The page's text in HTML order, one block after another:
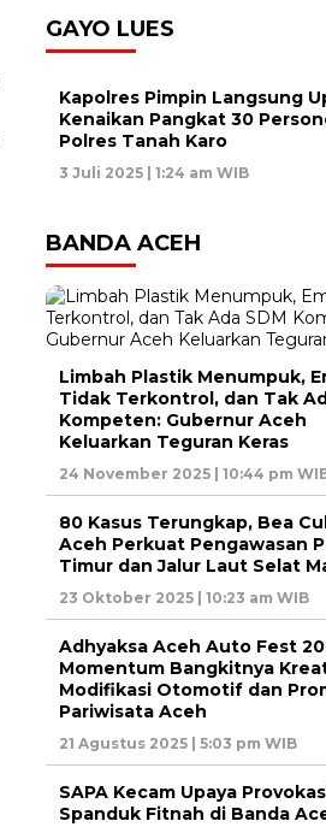
GAYO LUES
Kapolres Pimpin Langsung
Kenaikan Pangkat 30
Polres Tanah Karo
3 Juli 2025 | 1:24 am WIB
BANDA ACEH
Limbah Plastik Menumpuk,
Tidak Terkontrol, dan Tak
Kompeten: Gubernur Aceh
Keluarkan Teguran Keras
24 November 2025 | 10:44 pm
80 Kasus Terungkap, Bea
Aceh Perkuat Pengawasan
Timur dan Jalur Laut Selat
23 Oktober 2025 | 10:23 am WIB
Adhyaksa Aceh Auto Fest
Momentum Bangkitnya
Modifikasi Otomotif dan
Pariwisata Aceh
21 Agustus 2025 | 5:03 pm WIB
SAPA Kecam Upaya
Spanduk Fitnah di Banda